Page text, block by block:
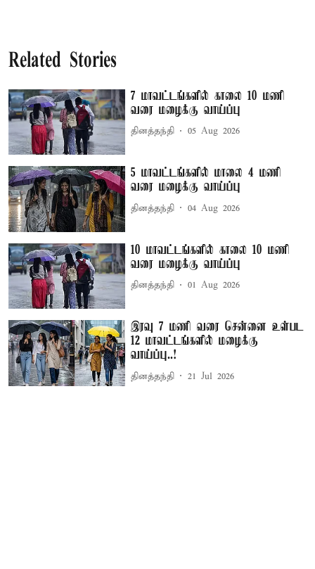
Related Stories
7 மாவட்டங்களில் காலை 10 மணி
வரை மழைக்கு வாய்ப்பு
தினத்தந்தி 05 Aug 2026
5 மாவட்டங்களில் மாலை 4 மணி
வரை மழைக்கு வாய்ப்பு
தினத்தந்தி 04 Aug 2026
10 மாவட்டங்களில் காலை 10 மணி
வரை மழைக்கு வாய்ப்பு
தினத்தந்தி 01 Aug 2026
இரவு 7 மணி வரை சென்னை உள்பட
12 மாவட்டங்களில் மழைக்கு
வாய்ப்பு..!
தினத்தந்தி 21 Jul 2026